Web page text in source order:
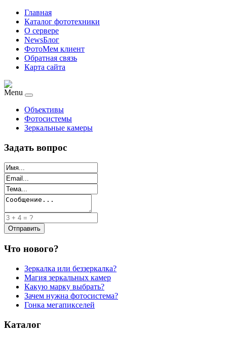
Главная
Каталог фототехники
О сервере
NewsБлог
ФотоМем клиент
Обратная связь
Карта сайта
Menu
Объективы
Фотосистемы
Зеркальные камеры
Задать вопрос
Что нового?
Зеркалка или беззеркалка?
Магия зеркальных камер
Какую марку выбрать?
Зачем нужна фотосистема?
Гонка мегапикселей
Каталог